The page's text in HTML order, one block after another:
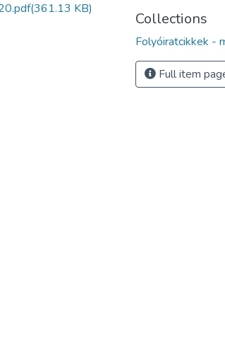
(361.13 KB)
Collections
Folyóiratcikkek -
Full item